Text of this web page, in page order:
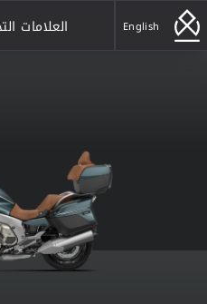
English
العلامات